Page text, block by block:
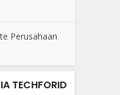
Perusahaan
TECHFORID